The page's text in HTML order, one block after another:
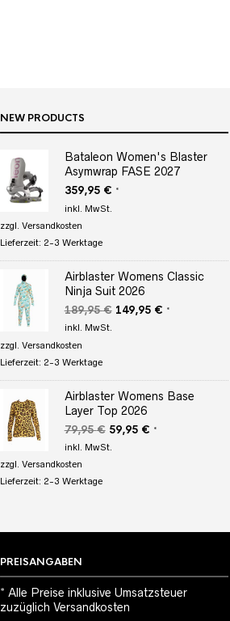
NEW PRODUCTS
Bataleon Women's Blaster
Asymwrap FASE 2027
359,95 € *
inkl. MwSt.
zzgl. Versandkosten
Lieferzeit: 2-3 Werktage
Airblaster Womens Classic
Ninja Suit 2026
189,95€ Ursprünglicher
149,95 €Aktueller
*
inkl. MwSt.
zzgl. Versandkosten
Lieferzeit: 2-3 Werktage
Airblaster Womens Base
Layer Top 2026
79,95€ Ursprünglicher
Preis
59,95 €Aktueller
*
inkl. MwSt.
zzgl. Versandkosten
Lieferzeit: 2-3 Werktage
PREISANGABEN
* Alle Preise inklusive Umsatzsteuer
zuzüglich Versandkosten